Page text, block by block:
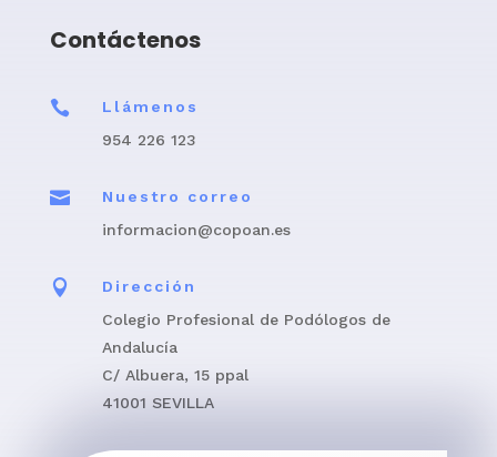
Contáctenos

Llámenos
954 226 123

Nuestro correo
informacion@copoan.es

Dirección
Colegio Profesional de Podólogos de
Andalucía
C/ Albuera, 15 ppal
41001 SEVILLA